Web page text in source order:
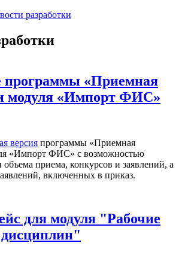
разработки
программы «Приемная
модуля «Импорт ФИС»
версия программы «Приемная
«Импорт ФИС» с возможностью
приема, конкурсов и заявлений, а
включенных в приказ.
для модуля "Рабочие